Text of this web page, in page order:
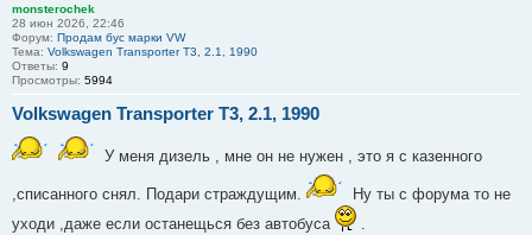
monsterochek
28 июн 2026, 22:46
Форум: Продам бус марки VW
Тема: Volkswagen Transporter T3, 2.1, 1990
Ответы: 9
Просмотры: 5994
Volkswagen Transporter T3, 2.1, 1990
У меня дизель , мне он не нужен , это я с казенного
,списанного снял. Подари страждущим.
Ну ты с форума то не
уходи ,даже если останещься без автобуса
.